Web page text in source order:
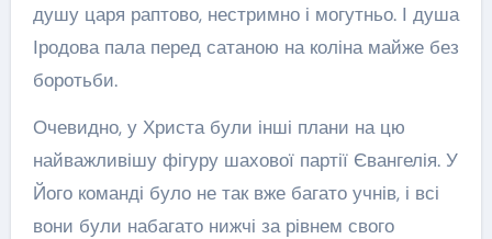
душу царя раптово, нестримно і могутньо. І душа
Іродова пала перед сатаною на коліна майже без
боротьби.
Очевидно, у Христа були інші плани на цю
найважливішу фігуру шахової партії Євангелія. У
Його команді було не так вже багато учнів, і всі
вони були набагато нижчі за рівнем свого